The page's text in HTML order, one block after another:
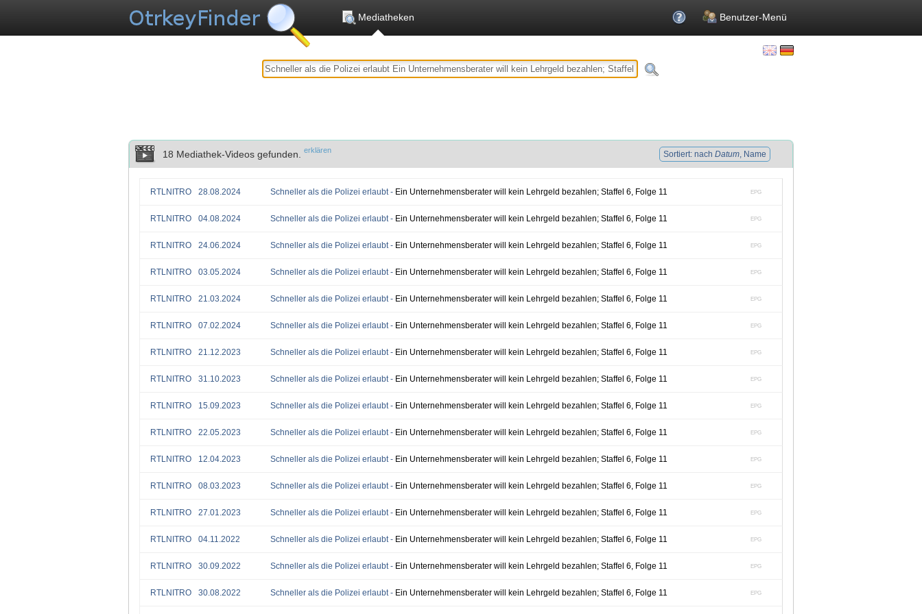
Mediatheken Benutzer-Menü
18 Mediathek-Videos gefunden. erklären Sortiert: nach Datum, Name
EPG
RTLNITRO 28.08.2024 Schneller als die Polizei erlaubt - Ein Unternehmensberater will kein Lehrgeld bezahlen; Staffel 6, Folge 11
EPG
RTLNITRO 04.08.2024 Schneller als die Polizei erlaubt - Ein Unternehmensberater will kein Lehrgeld bezahlen; Staffel 6, Folge 11
EPG
RTLNITRO 24.06.2024 Schneller als die Polizei erlaubt - Ein Unternehmensberater will kein Lehrgeld bezahlen; Staffel 6, Folge 11
EPG
RTLNITRO 03.05.2024 Schneller als die Polizei erlaubt - Ein Unternehmensberater will kein Lehrgeld bezahlen; Staffel 6, Folge 11
EPG
RTLNITRO 21.03.2024 Schneller als die Polizei erlaubt - Ein Unternehmensberater will kein Lehrgeld bezahlen; Staffel 6, Folge 11
EPG
RTLNITRO 07.02.2024 Schneller als die Polizei erlaubt - Ein Unternehmensberater will kein Lehrgeld bezahlen; Staffel 6, Folge 11
EPG
RTLNITRO 21.12.2023 Schneller als die Polizei erlaubt - Ein Unternehmensberater will kein Lehrgeld bezahlen; Staffel 6, Folge 11
EPG
RTLNITRO 31.10.2023 Schneller als die Polizei erlaubt - Ein Unternehmensberater will kein Lehrgeld bezahlen; Staffel 6, Folge 11
EPG
RTLNITRO 15.09.2023 Schneller als die Polizei erlaubt - Ein Unternehmensberater will kein Lehrgeld bezahlen; Staffel 6, Folge 11
EPG
RTLNITRO 22.05.2023 Schneller als die Polizei erlaubt - Ein Unternehmensberater will kein Lehrgeld bezahlen; Staffel 6, Folge 11
EPG
RTLNITRO 12.04.2023 Schneller als die Polizei erlaubt - Ein Unternehmensberater will kein Lehrgeld bezahlen; Staffel 6, Folge 11
EPG
RTLNITRO 08.03.2023 Schneller als die Polizei erlaubt - Ein Unternehmensberater will kein Lehrgeld bezahlen; Staffel 6, Folge 11
EPG
RTLNITRO 27.01.2023 Schneller als die Polizei erlaubt - Ein Unternehmensberater will kein Lehrgeld bezahlen; Staffel 6, Folge 11
EPG
RTLNITRO 04.11.2022 Schneller als die Polizei erlaubt - Ein Unternehmensberater will kein Lehrgeld bezahlen; Staffel 6, Folge 11
EPG
RTLNITRO 30.09.2022 Schneller als die Polizei erlaubt - Ein Unternehmensberater will kein Lehrgeld bezahlen; Staffel 6, Folge 11
EPG
RTLNITRO 30.08.2022 Schneller als die Polizei erlaubt - Ein Unternehmensberater will kein Lehrgeld bezahlen; Staffel 6, Folge 11